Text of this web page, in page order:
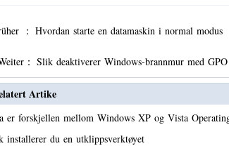
： Hvordan starte en datamaskin i normal modus
： Slik deaktiverer Windows-brannmur med GPO
Artike
er forskjellen mellom Windows XP og Vista
installerer du en utklippsverktøyet